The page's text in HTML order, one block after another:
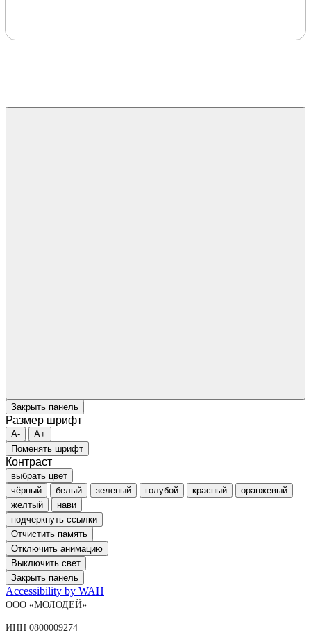
Закрыть панель
Размер шрифт
A-
A+
Поменять шрифт
Контраст
выбрать цвет
чёрный
белый зеленый голубой красный
оранжевый
желтый
нави
подчеркнуть ссылки
Отчистить память
Отключить анимацию
Выключить свет
Закрыть панель
Accessibility by WAH
ООО «МОЛОДЕЙ»
ИНН 0800009274